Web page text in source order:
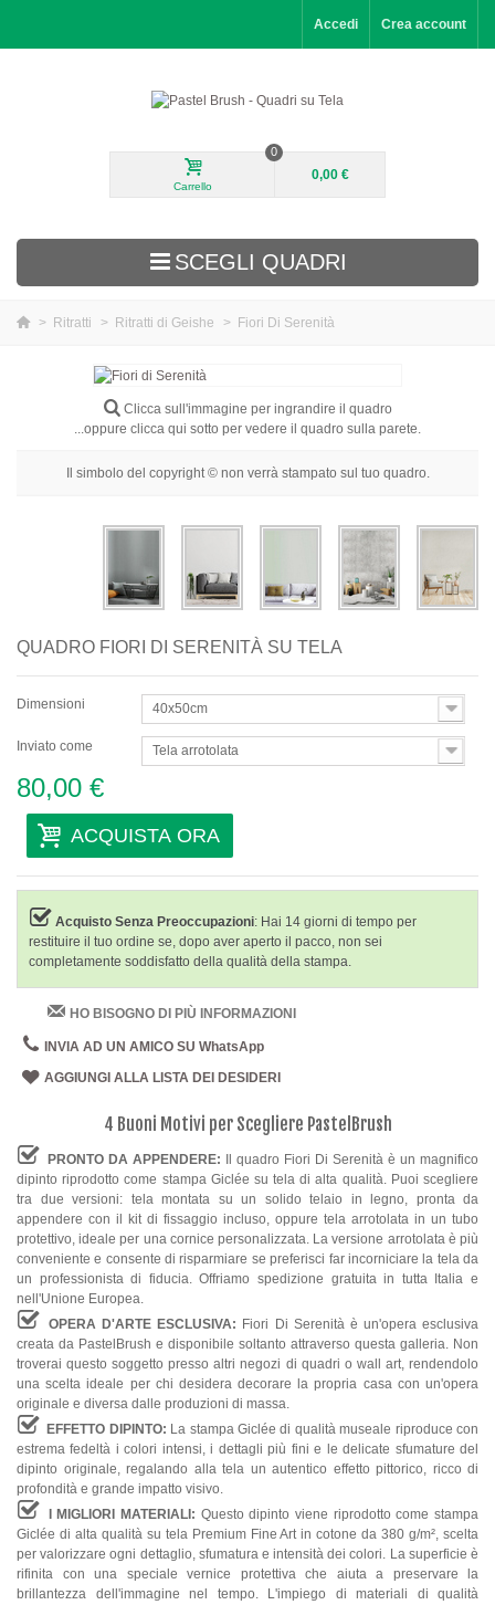
Accedi Crea account
Carrello
0
0,00 €
SCEGLI QUADRI
Per Stanza
> Ritratti > Ritratti di Geishe > Fiori Di Serenità
Clicca sull'immagine per ingrandire il quadro
...oppure clicca qui sotto per vedere il quadro sulla parete.
Il simbolo del copyright © non verrà stampato sul tuo quadro.
QUADRO FIORI DI SERENITÀ SU TELA
Dimensioni 40x50cm
Inviato come Tela arrotolata
80,00 €
ACQUISTA ORA
Acquisto Senza Preoccupazioni: Hai 14 giorni di tempo per
restituire il tuo ordine se, dopo aver aperto il pacco, non sei
completamente soddisfatto della qualità della stampa.
HO BISOGNO DI PIÙ INFORMAZIONI
INVIA AD UN AMICO SU WhatsApp
AGGIUNGI ALLA LISTA DEI DESIDERI
4 Buoni Motivi per Scegliere PastelBrush
PRONTO DA APPENDERE:
Il quadro Fiori Di Serenità è un magnifico
dipinto riprodotto come stampa Giclée su tela di alta qualità. Puoi scegliere
tra due versioni: tela montata su un solido telaio in legno, pronta da
appendere con il kit di fissaggio incluso, oppure tela arrotolata in un tubo
protettivo, ideale per una cornice personalizzata. La versione arrotolata è più
conveniente e consente di risparmiare se preferisci far incorniciare la tela da
un professionista di fiducia. Offriamo spedizione gratuita in tutta Italia e
nell'Unione Europea.
OPERA D'ARTE ESCLUSIVA: Fiori Di Serenità è un'opera esclusiva
creata da PastelBrush e disponibile soltanto attraverso questa galleria. Non
troverai questo soggetto presso altri negozi di quadri o wall art, rendendolo
una scelta ideale per chi desidera decorare la propria casa con un'opera
originale e diversa dalle produzioni di massa.
EFFETTO DIPINTO: La stampa Giclée di qualità museale riproduce con
estrema fedeltà i colori intensi, i dettagli più fini e le delicate sfumature del
dipinto originale, regalando alla tela un autentico effetto pittorico, ricco di
profondità e grande impatto visivo.
I MIGLIORI MATERIALI: Questo dipinto viene riprodotto come stampa
Giclée di alta qualità su tela Premium Fine Art in cotone da 380 g/m², scelta
per valorizzare ogni dettaglio, sfumatura e intensità dei colori. La superficie è
rifinita con una speciale vernice protettiva che aiuta a preservare la
brillantezza dell'immagine nel tempo. L'impiego di materiali di qualità